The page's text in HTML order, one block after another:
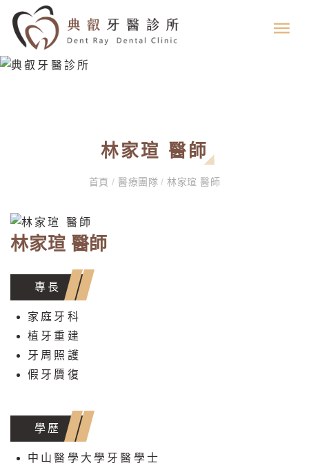
林家瑄 醫師
首頁/ 醫療團隊/ 林家瑄 醫師
林家瑄 醫師
專長
家庭牙科
植牙重建
牙周照護
假牙贗復
學歷
中山醫學大學牙醫學士